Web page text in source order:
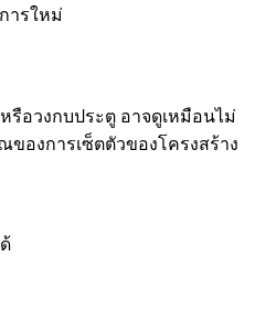
ารใหม่
รือวงกบประตู อาจดูเหมือนไม่
องการเซ็ตตัวของโครงสร้าง